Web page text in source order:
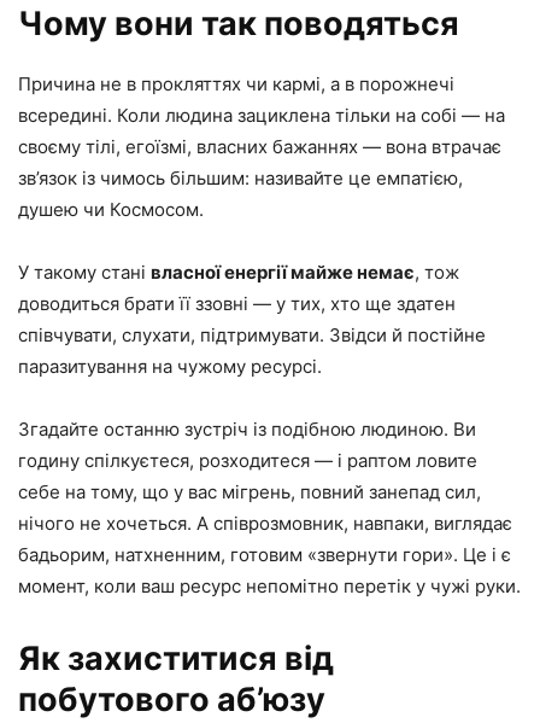
Чому вони так поводяться
Причина не в прокляттях чи кармі, а в порожнечі
всередині. Коли людина зациклена тільки на собі — на
своєму тілі, егоїзмі, власних бажаннях — вона втрачає
зв’язок із чимось більшим: називайте це емпатією,
душею чи Космосом.
У такому стані власної енергії майже немає, тож
доводиться брати її ззовні — у тих, хто ще здатен
співчувати, слухати, підтримувати. Звідси й постійне
паразитування на чужому ресурсі.
Згадайте останню зустріч із подібною людиною. Ви
годину спілкуєтеся, розходитеся — і раптом ловите
себе на тому, що у вас мігрень, повний занепад сил,
нічого не хочеться. А співрозмовник, навпаки, виглядає
бадьорим, натхненним, готовим «звернути гори». Це і є
момент, коли ваш ресурс непомітно перетік у чужі руки.
Як захиститися від
побутового аб’юзу